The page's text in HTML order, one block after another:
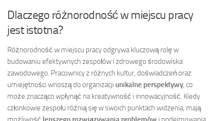
Dlaczego różnorodność w miejscu pracy
jest istotna?
Różnorodność w miejscu pracy odgrywa kluczową rolę w
budowaniu efektywnych zespołów i zdrowego środowiska
zawodowego. Pracownicy z różnych kultur, doświadczeń oraz
umiejętności wnoszą do organizacji unikalne perspektywy, co
może znacząco wpłynąć na kreatywność i innowacyjność. Kiedy
członkowie zespołu różnią się w swoich punktach widzenia, mają